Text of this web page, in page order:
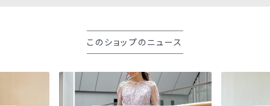
このショップのニュース